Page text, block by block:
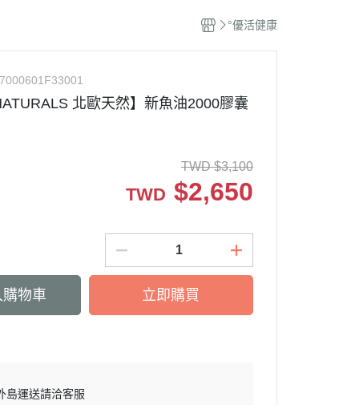
°優活健康
北歐天然】新魚油2000膠囊
TWD $3,100
TWD $2,650
物車 立即購買
島運送請洽客服